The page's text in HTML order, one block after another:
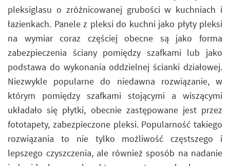
pleksiglasu o zróżnicowanej grubości w kuchniach i
łazienkach. Panele z pleksi do kuchni jako płyty pleksi
na wymiar coraz częściej obecne są jako forma
zabezpieczenia ściany pomiędzy szafkami lub jako
podstawa do wykonania oddzielnej ścianki działowej.
Niezwykle popularne do niedawna rozwiązanie, w
którym pomiędzy szafkami stojącymi a wiszącymi
układało się płytki, obecnie zastępowane jest przez
fototapety, zabezpieczone pleksi. Popularność takiego
rozwiązania to nie tylko możliwość częstszego i
lepszego czyszczenia, ale również sposób na nadanie